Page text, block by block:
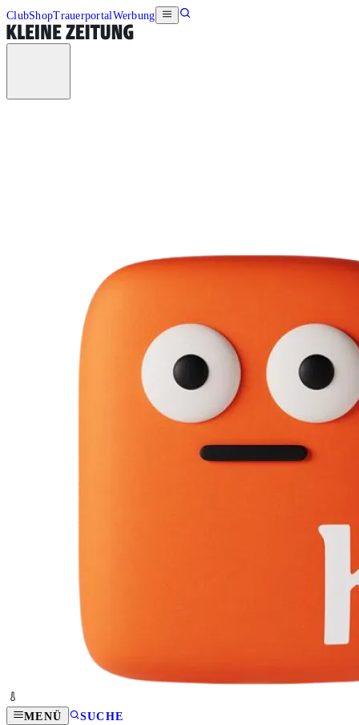
ClubShopTrauerportalWerbung
MENÜ SUCHE